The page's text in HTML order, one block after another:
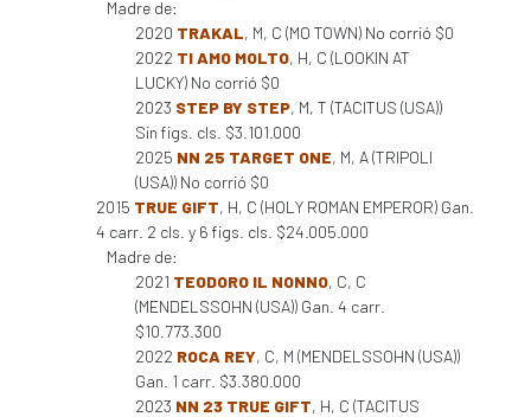
Madre de:
2020 TRAKAL, M, C (MO TOWN) No corrió $0
2022 TI AMO MOLTO, H, C (LOOKIN AT
LUCKY) No corrió $0
2023 STEP BY STEP, M, T (TACITUS (USA))
Sin figs. cls. $3.101.000
2025 NN 25 TARGET ONE, M, A (TRIPOLI
(USA)) No corrió $0
2015 TRUE GIFT, H, C (HOLY ROMAN EMPEROR) Gan.
4 carr. 2 cls. y 6 figs. cls. $24.005.000
Madre de:
2021 TEODORO IL NONNO, C, C
(MENDELSSOHN (USA)) Gan. 4 carr.
$10.773.300
2022 ROCA REY, C, M (MENDELSSOHN (USA))
Gan. 1 carr. $3.380.000
2023 NN 23 TRUE GIFT, H, C (TACITUS